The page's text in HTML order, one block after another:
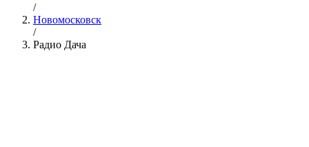
/
Новомосковск
/
Радио Дача